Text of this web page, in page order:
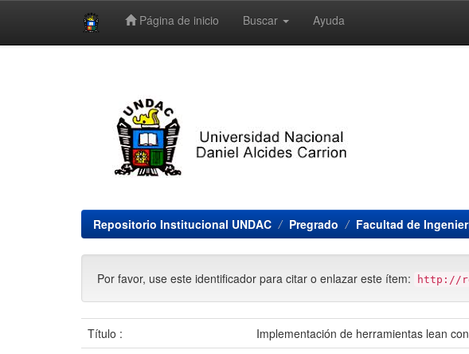
Página de inicio Buscar Ayuda
Repositorio Institucional UNDAC Pregrado Facultad de
Por favor, use este identificador para citar o enlazar este ítem: http://
Título :
Implementación de herramientas lean